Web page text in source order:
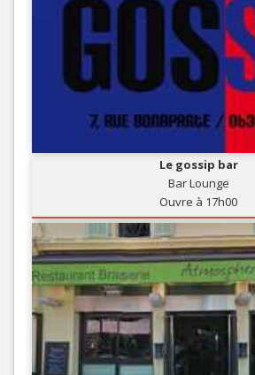
Le gossip bar
Bar Lounge
Ouvre à 17h00